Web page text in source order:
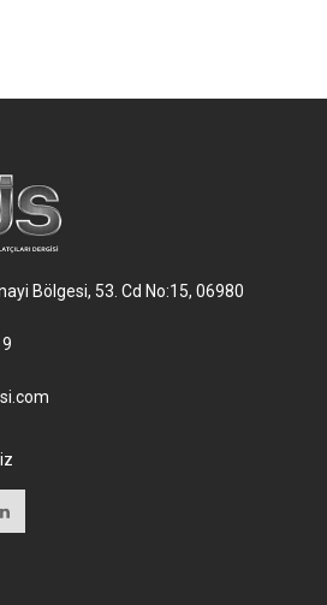
Bölgesi, 53. Cd No:15, 06980